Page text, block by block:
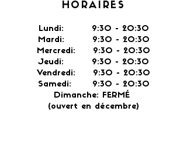
HORAIRES
Lundi: 9:30 - 20:30
Mardi: 9:30 - 20:30
Mercredi: 9:30 - 20:30
Jeudi: 9:30 - 20:30
Vendredi: 9:30 - 20:30
Samedi: 9:30 - 20:30
Dimanche: FERMÉ
(ouvert en décembre)